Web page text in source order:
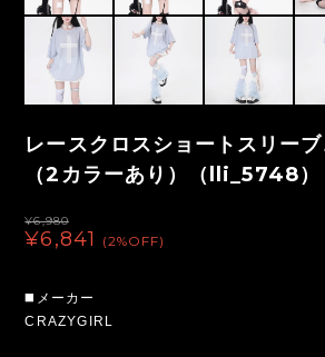
レースクロスショートスリー
（2カラーあり）（lli_5748）
¥6,980
¥6,841 (2%OFF)
◼️メーカー
CRAZYGIRL